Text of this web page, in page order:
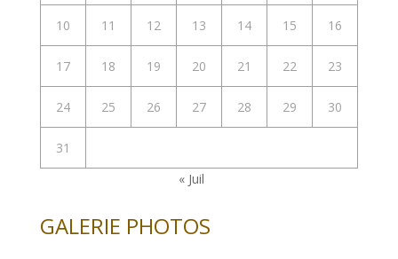
10 11 12 13 14 15 16
17 18 19 20 21 22 23
24 25 26 27 28 29 30
31
« Juil
GALERIE PHOTOS